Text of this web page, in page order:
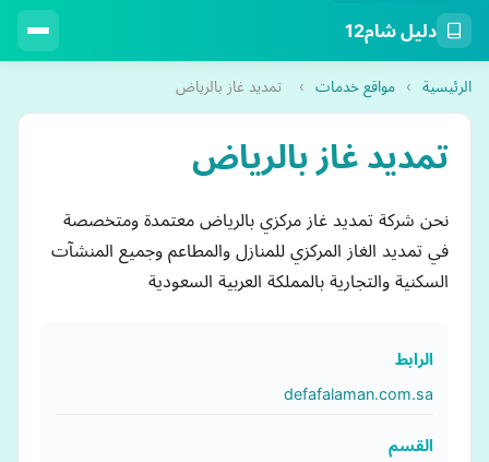
دليل شام12
الرئيسية › مواقع خدمات › تمديد غاز بالرياض
تمديد غاز بالرياض
نحن شركة تمديد غاز مركزي بالرياض معتمدة ومتخصصة
في تمديد الغاز المركزي للمنازل والمطاعم وجميع المنشآت
السكنية والتجارية بالمملكة العربية السعودية
الرابط
defafalaman.com.sa
القسم